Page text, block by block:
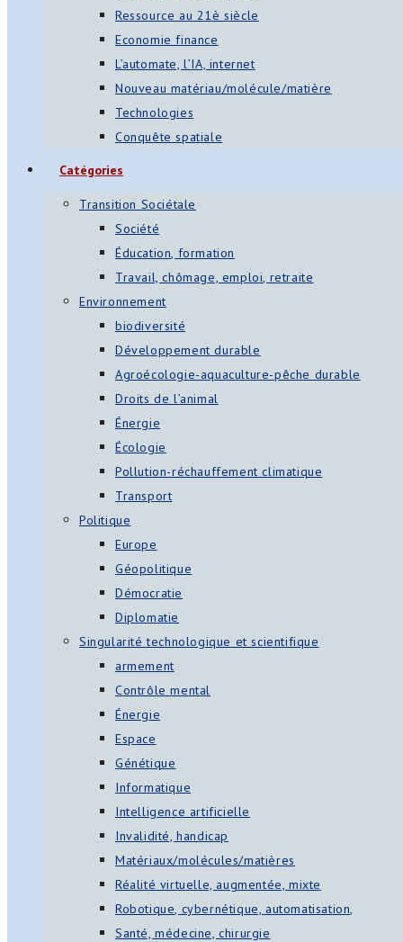
Ressource au 21è siècle
Economie finance
L’automate, l’IA, internet
Nouveau matériau/molécule/matière
Technologies
Conquête spatiale
Catégories
Transition Sociétale
Société
Éducation, formation
Travail, chômage, emploi, retraite
Environnement
biodiversité
Développement durable
Agroécologie-aquaculture-pêche durable
Droits de l’animal
Énergie
Écologie
Pollution-réchauffement climatique
Transport
Politique
Europe
Géopolitique
Démocratie
Diplomatie
Singularité technologique et scientifique
armement
Contrôle mental
Énergie
Espace
Génétique
Informatique
Intelligence artificielle
Invalidité, handicap
Matériaux/molécules/matières
Réalité virtuelle, augmentée, mixte
Robotique, cybernétique, automatisation,
Santé, médecine, chirurgie